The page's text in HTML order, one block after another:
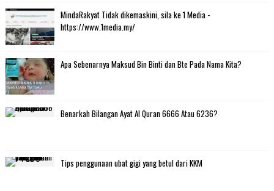
MindaRakyat Tidak dikemaskini, sila ke 1 Media -
https://www.1media.my/
Apa Sebenarnya Maksud Bin Binti dan Bte Pada Nama Kita?
Benarkah Bilangan Ayat Al Quran 6666 Atau 6236?
Tips penggunaan ubat gigi yang betul dari KKM